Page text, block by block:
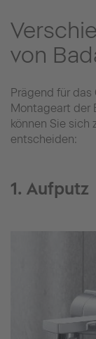
von
Prägend für
Montageart der
können Sie sich
entscheiden:
1. Aufputz